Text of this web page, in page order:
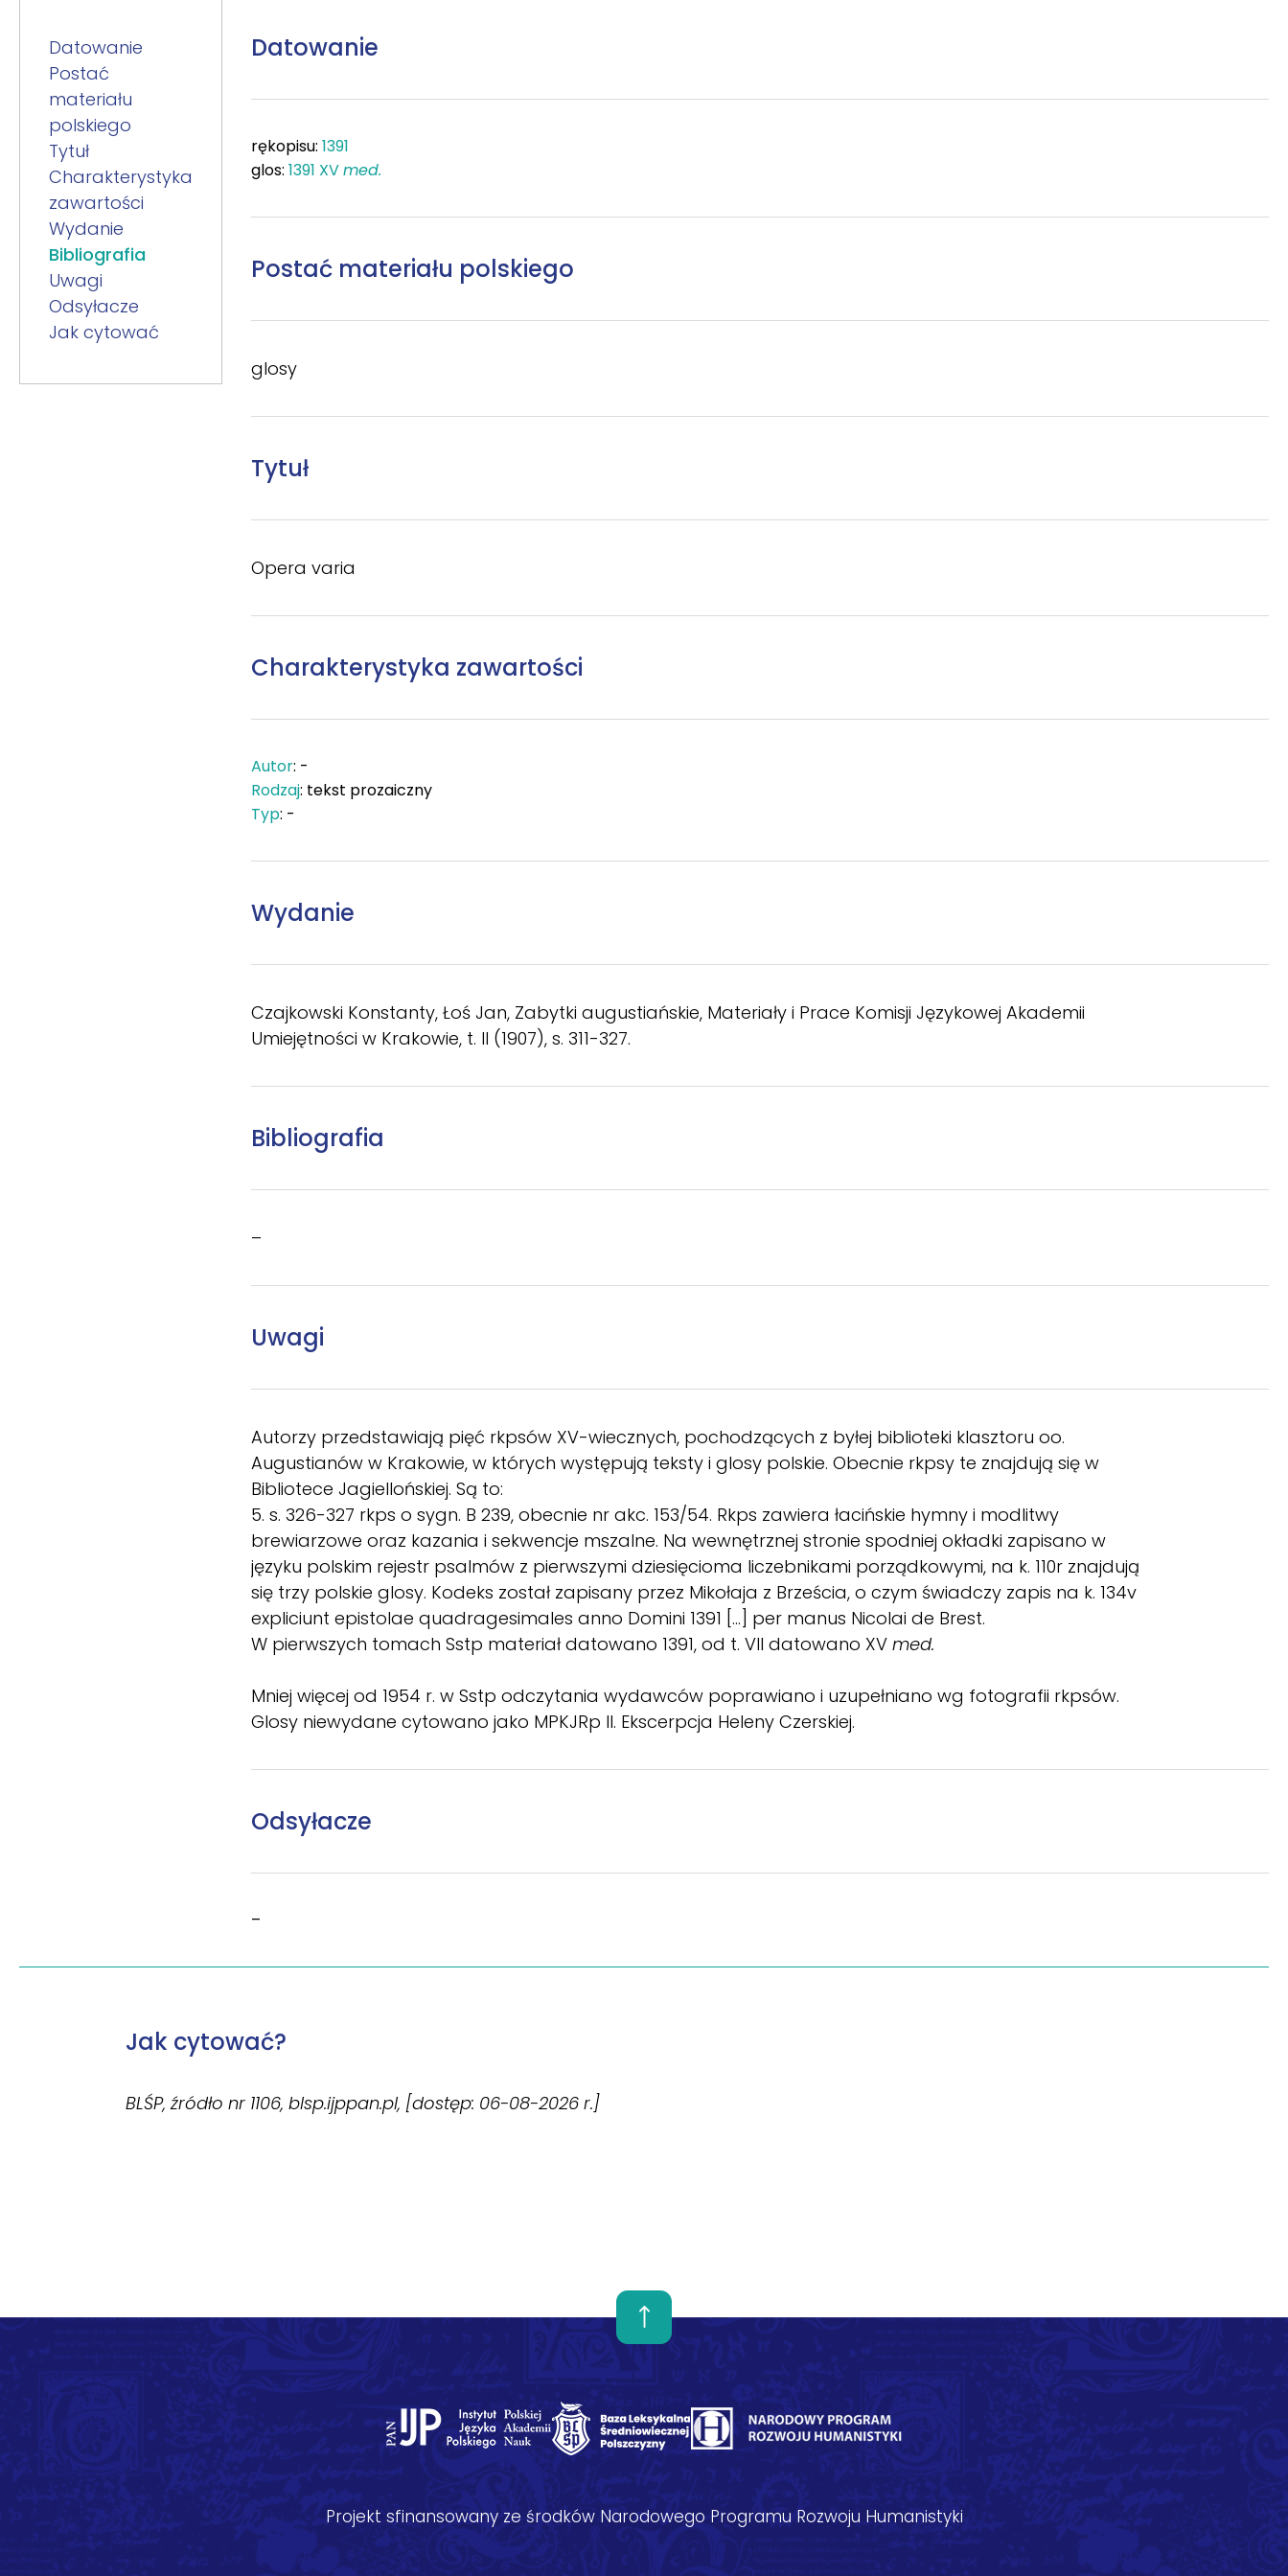
Datowanie
Postać
materiału
polskiego
Tytuł
Charakterystyka
zawartości
Wydanie
Bibliografia
Uwagi
Odsyłacze
Jak cytować
Datowanie
rękopisu: 1391
glos: 1391 XVmed.
Postać materiału polskiego
glosy
Tytuł
Opera varia
Charakterystyka zawartości
Autor: -
Rodzaj: tekst prozaiczny
Typ: -
Wydanie
Czajkowski Konstanty, Łoś Jan, Zabytki augustiańskie, Materiały i Prace Komisji Językowej Akademii
Umiejętności w Krakowie, t. II (1907), s. 311-327.
Bibliografia
–
Uwagi
Autorzy przedstawiają pięć rkpsów XV-wiecznych, pochodzących z byłej biblioteki klasztoru oo.
Augustianów w Krakowie, w których występują teksty i glosy polskie. Obecnie rkpsy te znajdują się w
Bibliotece Jagiellońskiej. Są to:
5. s. 326-327 rkps o sygn. B 239, obecnie nr akc. 153/54. Rkps zawiera łacińskie hymny i modlitwy
brewiarzowe oraz kazania i sekwencje mszalne. Na wewnętrznej stronie spodniej okładki zapisano w
języku polskim rejestr psalmów z pierwszymi dziesięcioma liczebnikami porządkowymi, na k. 110r znajdują
się trzy polskie glosy. Kodeks został zapisany przez Mikołaja z Brześcia, o czym świadczy zapis na k. 134v
expliciunt epistolae quadragesimales anno Domini 1391 [...] per manus Nicolai de Brest.
W pierwszych tomach Sstp materiał datowano 1391, od t. VII datowano XV med.
Mniej więcej od 1954 r. w Sstp odczytania wydawców poprawiano i uzupełniano wg fotografii rkpsów.
Glosy niewydane cytowano jako MPKJRp II. Ekscerpcja Heleny Czerskiej.
Odsyłacze
–
Jak cytować?
BLŚP, źródło nr 1106, blsp.ijppan.pl, [dostęp: 06-08-2026 r.]
Projekt sfinansowany ze środków Narodowego Programu Rozwoju Humanistyki